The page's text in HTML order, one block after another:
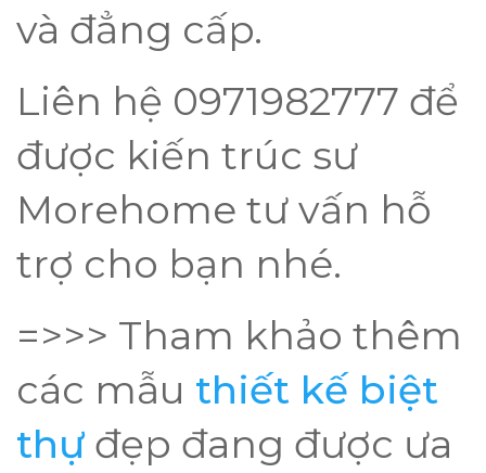
và đẳng cấp.
Liên hệ 0971982777 để
được kiến trúc sư
Morehome tư vấn hỗ
trợ cho bạn nhé.
=>>> Tham khảo thêm
các mẫu thiết kế biệt
thựđẹp đang được ưa